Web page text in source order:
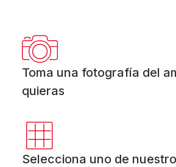
Toma una fotografía del
quieras
Selecciona uno de